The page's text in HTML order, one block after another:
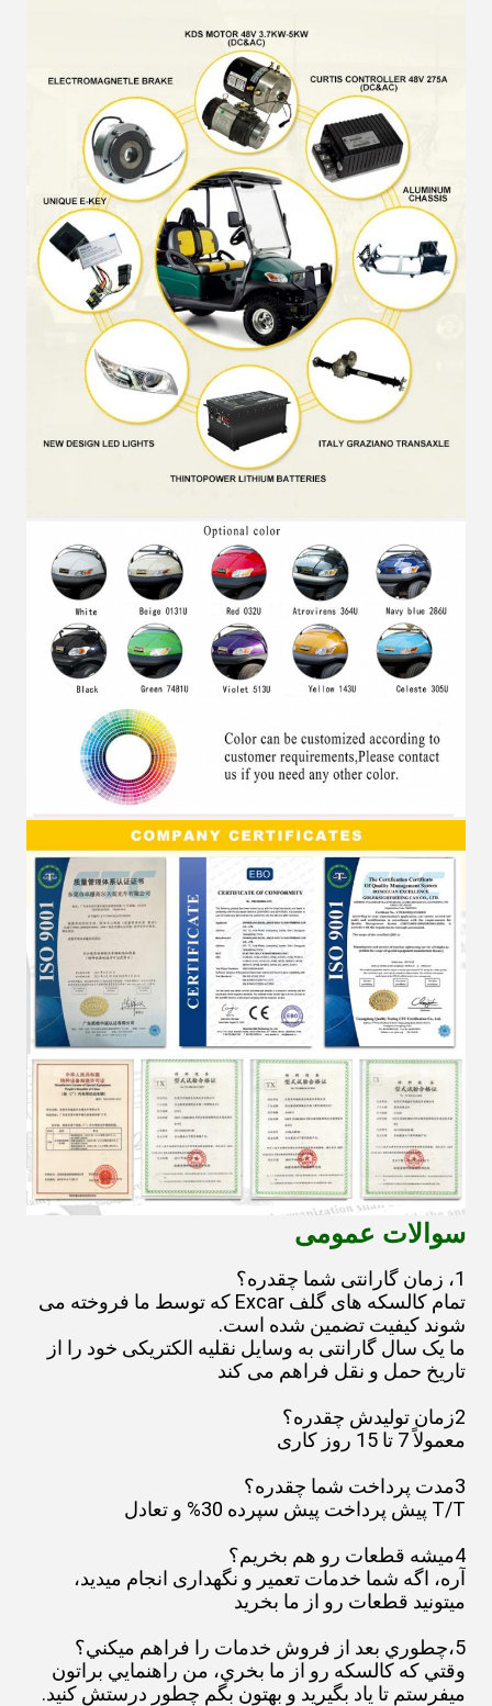
سوالات عمومی
1، زمان گارانتی شما چقدره؟
تمام کالسکه های گلف Excar که توسط ما فروخته می
شوند کیفیت تضمین شده است.
ما یک سال گارانتی به وسایل نقلیه الکتریکی خود را از
تاریخ حمل و نقل فراهم می کند
2زمان توليدش چقدره؟
معمولاً 7 تا 15 روز کاری
3مدت پرداخت شما چقدره؟
T/T پیش پرداخت پیش سپرده 30% و تعادل
4ميشه قطعات رو هم بخريم؟
آره، اگه شما خدمات تعمیر و نگهداری انجام میدید،
میتونید قطعات رو از ما بخرید
5،چطوري بعد از فروش خدمات را فراهم ميکني؟
وقتي که کالسکه رو از ما بخري، من راهنمايي براتون
ميفرستم تا ياد بگيريد و بهتون بگم چطور درستش کنيد.